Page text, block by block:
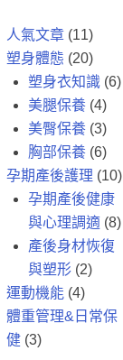
人氣文章 (11)
塑身體態 (20)
塑身衣知識 (6)
美腿保養 (4)
美臀保養 (3)
胸部保養 (6)
孕期產後護理 (10)
孕期產後健康
與心理調適 (8)
產後身材恢復
與塑形 (2)
運動機能 (4)
體重管理&日常保
健 (3)